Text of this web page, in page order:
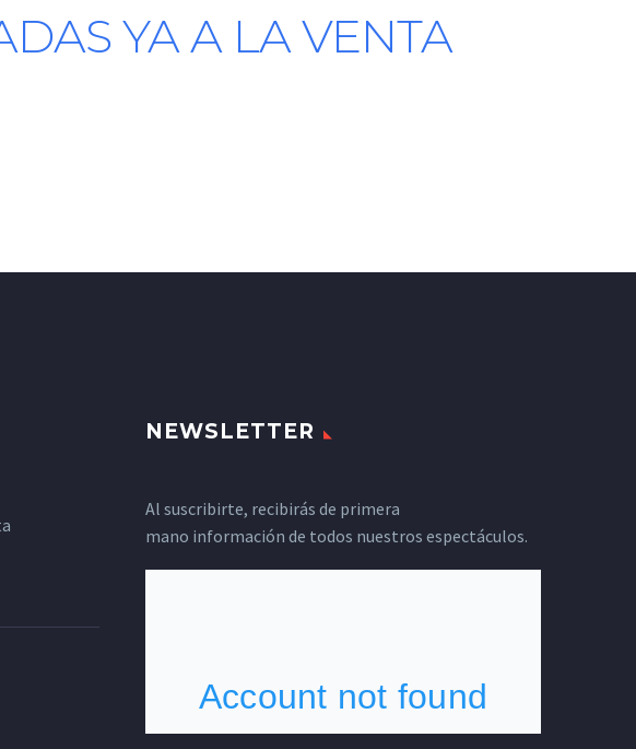
YA A LA VENTA
NEWSLETTER
Al suscribirte, recibirás de primera
mano información de todos nuestros espectáculos.